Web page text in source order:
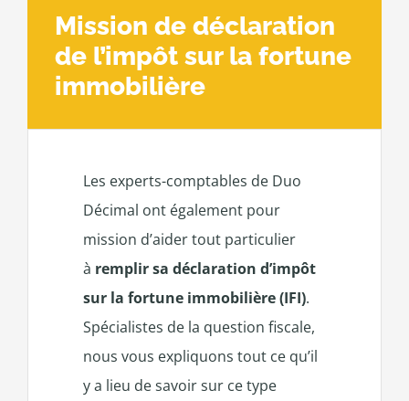
Mission de déclaration
de l’impôt sur la fortune
immobilière
Les experts-comptables de Duo
Décimal ont également pour
mission d’aider tout particulier
à remplir sa déclaration d’impôt
sur la fortune immobilière (IFI).
Spécialistes de la question fiscale,
nous vous expliquons tout ce qu’il
y a lieu de savoir sur ce type